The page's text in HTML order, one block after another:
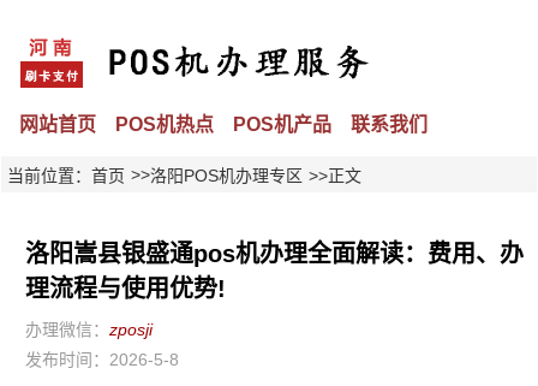
网站首页 POS机热点 POS机产品 联系我们
当前位置： 首页 >>洛阳POS机办理专区 >>正文
洛阳嵩县银盛通pos机办理全面解读：费用、办
理流程与使用优势!
办理微信： zposji
发布时间：2026-5-8